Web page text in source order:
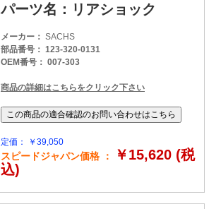
パーツ名：リアショック
メーカー： SACHS
部品番号： 123-320-0131
OEM番号： 007-303
商品の詳細はこちらをクリック下さい
定価： ￥39,050
スピードジャパン価格 ：
￥15,620 (税
込)